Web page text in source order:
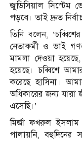
জুডিসিয়াল সিস্টেম
পড়বে। তাই দ্রুত
তিনি বলেন,
নেতাকর্মী ও ভাই
মামলা দেওয়া
হয়েছে। চব্বিশে
করেছে হাসিনা।
অধিকারের জন্য যারা
এসেছি।‘
মির্জা ফখরুল ইসলাম
পালায়নি, বহুদিনের